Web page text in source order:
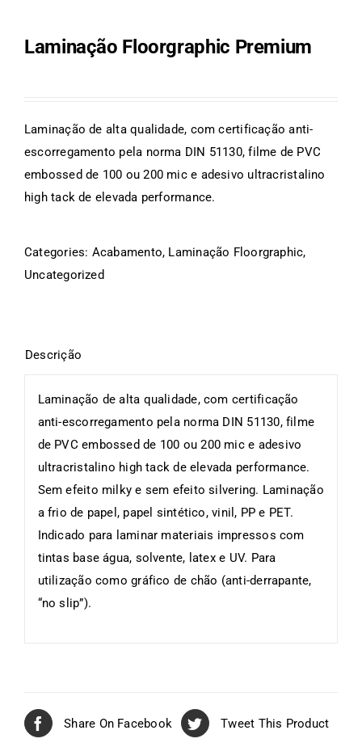
Laminação Floorgraphic Premium
Laminação de alta qualidade, com certificação anti-
escorregamento pela norma DIN 51130, filme de PVC
embossed de 100 ou 200 mic e adesivo ultracristalino
high tack de elevada performance.
Categories: Acabamento, Laminação Floorgraphic,
Uncategorized
Laminação de alta qualidade, com certificação
anti-escorregamento pela norma DIN 51130, filme
de PVC embossed de 100 ou 200 mic e adesivo
ultracristalino high tack de elevada performance.
Sem efeito milky e sem efeito silvering. Laminação
a frio de papel, papel sintético, vinil, PP e PET.
Indicado para laminar materiais impressos com
tintas base água, solvente, latex e UV. Para
utilização como gráfico de chão (anti-derrapante,
“no slip”).
Share On Facebook Tweet This Product